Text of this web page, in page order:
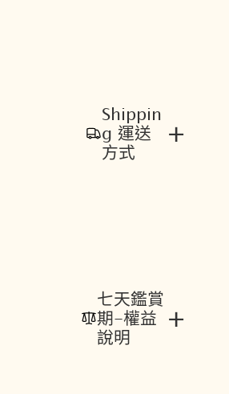
Shippin
g 運送
方式
+
七天鑑賞
期-權益
說明
+